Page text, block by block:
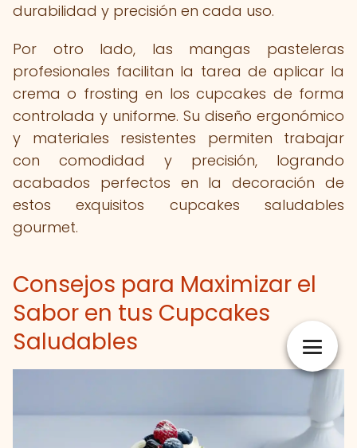
durabilidad y precisión en cada uso.
Por otro lado, las mangas pasteleras
profesionales facilitan la tarea de aplicar la
crema o frosting en los cupcakes de forma
controlada y uniforme. Su diseño ergonómico
y materiales resistentes permiten trabajar
con comodidad y precisión, logrando
acabados perfectos en la decoración de
estos exquisitos cupcakes saludables
gourmet.
Consejos para Maximizar el
Sabor en tus Cupcakes
Saludables